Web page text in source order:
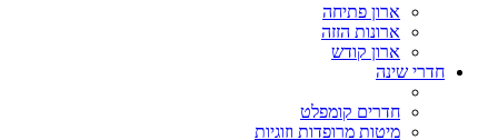
ארון פתיחה
ארונות הזזה
ארון קודש
חדרי שינה
חדרים קומפלט
מיטות מרופדות וזוגיות